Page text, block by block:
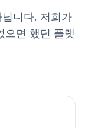
니다. 저희가
으면 했던 플랫